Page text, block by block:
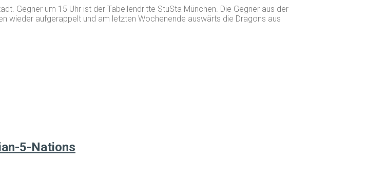
Gegner um 15 Uhr ist der Tabellendritte StuSta München. Die Gegner aus der
wieder aufgerappelt und am letzten Wochenende auswärts die Dragons aus
5-Nations